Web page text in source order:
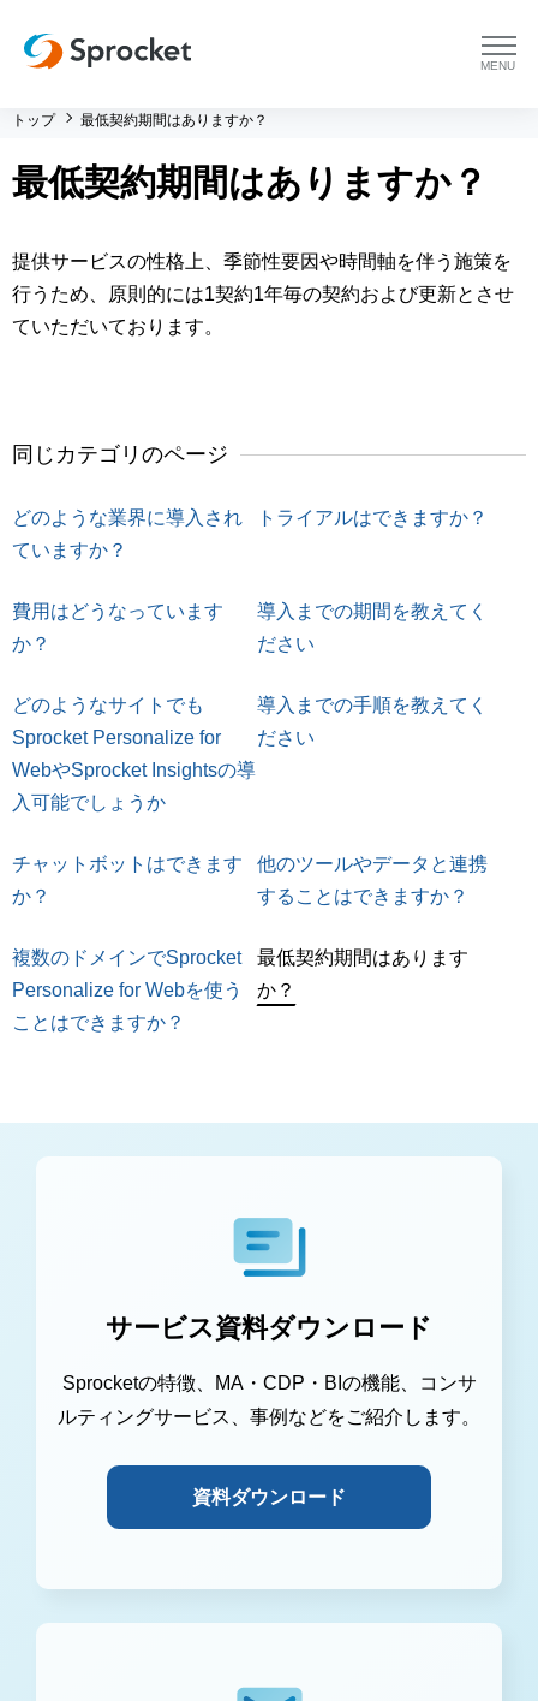
menu
プラットフォーム トップ
コンサルティング
コンサルティング トップ
運用支援 トップ
導入事例
よくある質問
会社情報 トップ
会社概要
メンバー紹介
創業の想い
沿革
ビジョン・ミッション・バリュー
ロゴマーク
セミナー・イベント
マーケティングお役立ち資料
トップ 最低契約期間はありますか？
最低契約期間はありますか？
提供サービスの性格上、季節性要因や時間軸を伴う施策を
行うため、原則的には1契約1年毎の契約および更新とさせ
ていただいております。
同じカテゴリのページ
どのような業界に導入され
ていますか？
トライアルはできますか？
費用はどうなっています
か？
導入までの期間を教えてく
ださい
どのようなサイトでも
Sprocket Personalize for
WebやSprocket Insightsの導
入可能でしょうか
導入までの手順を教えてく
ださい
チャットボットはできます
か？
他のツールやデータと連携
することはできますか？
複数のドメインでSprocket
Personalize for Webを使う
ことはできますか？
最低契約期間はあります
か？
サービス資料ダウンロード
Sprocketの特徴、MA・CDP・BIの機能、コンサ
ルティングサービス、事例などをご紹介します。
資料ダウンロード